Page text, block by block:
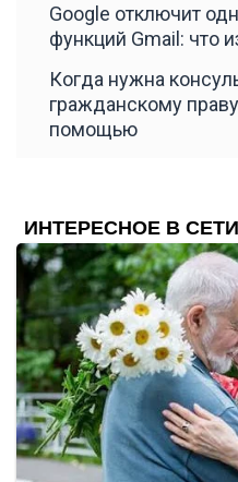
Google отключит
функций Gmail: что
Когда нужна
гражданскому
помощью